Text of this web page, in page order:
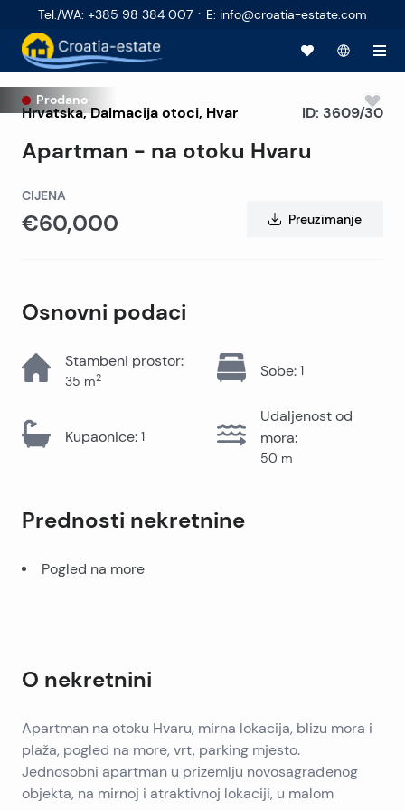
Tel./WA: +385 98 384 007 · E: info@croatia-estate.com
Prodano
Hrvatska,Dalmacija otoci, Hvar
Apartman - na otoku Hvaru
ID: 3609/30
CIJENA
€60,000 Preuzimanje
Osnovni podaci
Stambeni prostor:
35 m2 Sobe: 1
Kupaonice: 1
Udaljenost od
mora:
50 m
Prednosti nekretnine
Pogled na more
O nekretnini
Apartman na otoku Hvaru, mirna lokacija, blizu mora i
plaža, pogled na more, vrt, parking mjesto.
Jednosobni apartman u prizemlju novosagrađenog
objekta, na mirnoj i atraktivnoj lokaciji, u malom